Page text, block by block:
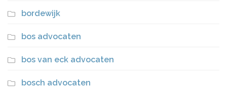
bordewijk
bos advocaten
bos van eck advocaten
bosch advocaten